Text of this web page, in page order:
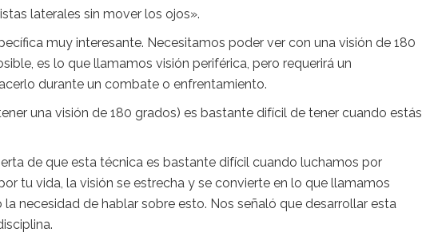
laterales sin mover los ojos».
muy interesante. Necesitamos poder ver con una visión de 180
es lo que llamamos visión periférica, pero requerirá un
durante un combate o enfrentamiento.
una visión de 180 grados) es bastante difícil de tener cuando estás
de que esta técnica es bastante difícil cuando luchamos por
tu vida, la visión se estrecha y se convierte en lo que llamamos
necesidad de hablar sobre esto. Nos señaló que desarrollar esta